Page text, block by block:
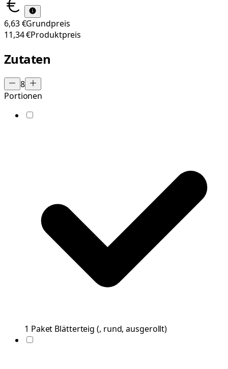
6,63 €Grundpreis
11,34 €Produktpreis
Zutaten
8
Portionen
1 Paket Blätterteig (, rund, ausgerollt)